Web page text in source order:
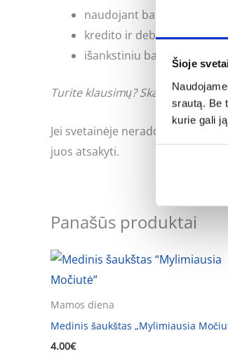
Šioje
srautą. Be
kurie gali
naudojant banko
kredito ir debeto kortele;
išankstiniu bankiniu
Turite klausimų? Skambinkite:
Jei svetainėje neradote Jus
juos atsakyti.
Panašūs produktai
Mamos diena
Medinis šaukštas „Mylimiausia
4.00€